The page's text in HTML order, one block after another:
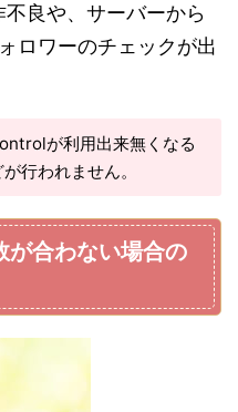
良や、サーバーから
ロワーのチェックが出
が利用出来無くなる
行われません。
が合わない場合の